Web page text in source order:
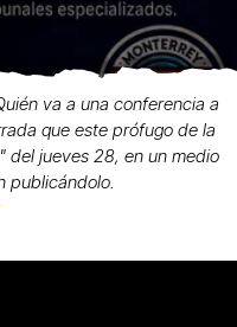
va a una conferencia a
que este prófugo de la
del jueves 28, en un medio
publicándolo.